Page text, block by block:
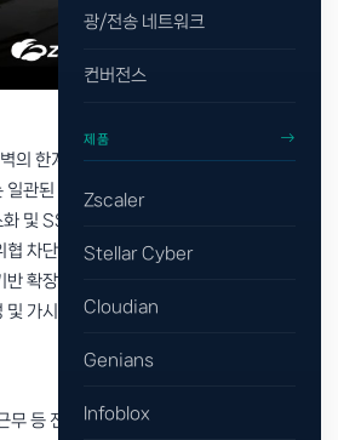
광/전송 네트워크
컨버전스
제품
Zscaler
Stellar Cyber
Cloudian
Genians
Infoblox
의 한계를 극복하고 현장·이동·재택 등 접
관된 보안 체계 구축
및 SSL 암호화 검사로 클라우드 협업 성
협 차단 고도화
확장과 중앙 집중형 관리 체계로 글로벌
및 가시성 확보
무 등 전 세계로 분산된 하이브리드 업무